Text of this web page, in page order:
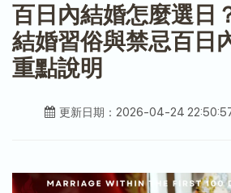
百日內結婚怎麼選日
結婚習俗與禁忌百日
重點說明
更新日期：2026-04-24